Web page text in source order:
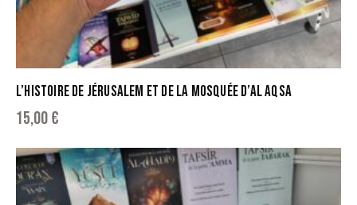
L’HISTOIRE DE JÉRUSALEM ET DE LA MOSQUÉE D’AL AQSA
15,00€